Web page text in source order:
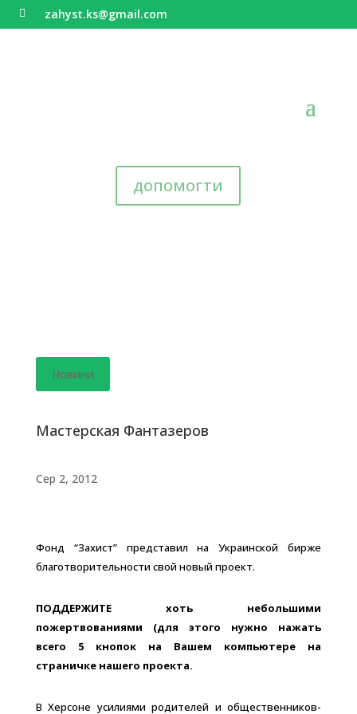
 zahyst.ks@gmail.com
допомогти
Новини
Мастерская Фантазеров
Сер 2, 2012
Фонд “Захист” представил на Украинской бирже
благотворительности свой новый проект.
ПОДДЕРЖИТЕ хоть небольшими
пожертвованиями (для этого нужно нажать
всего 5 кнопок на Вашем компьютере на
страничке нашего проекта.
В Херсоне усилиями родителей и общественников-